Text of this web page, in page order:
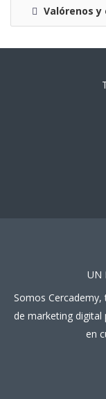
Valórenos
UN
Somos
de marketing
en